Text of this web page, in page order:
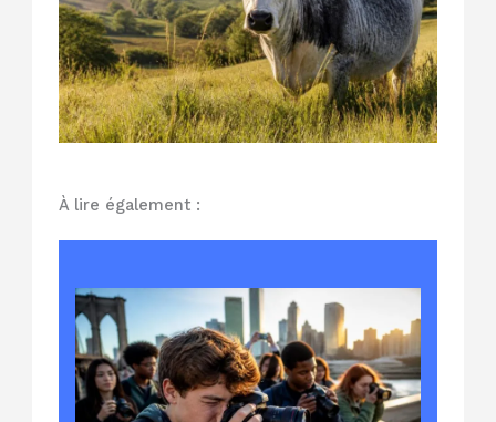
À lire également :